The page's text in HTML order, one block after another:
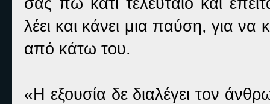
λέει και κάνει μια παύση, για
από κάτω του.
«Η εξουσία δε διαλέγει τον